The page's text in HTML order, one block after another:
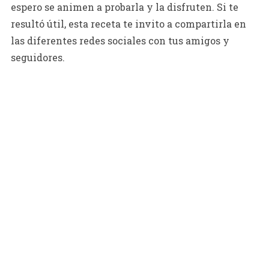
espero se animen a probarla y la disfruten. Si te
resultó útil, esta receta te invito a compartirla en
las diferentes redes sociales con tus amigos y
seguidores.